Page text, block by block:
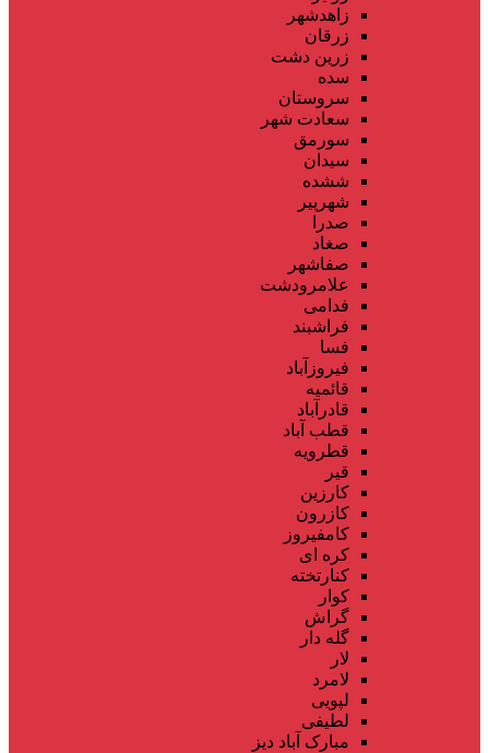
زاهدشهر
زرقان
زرین دشت
سده
سروستان
سعادت شهر
سورمق
سیدان
ششده
شهرپیر
صدرا
صغاد
صفاشهر
علامرودشت
فدامی
فراشبند
فسا
فیروزآباد
قائمیه
قادرآباد
قطب آباد
قطرویه
قیر
کارزین
کازرون
کامفیروز
کره ای
کنارتخته
کوار
گراش
گله دار
لار
لامرد
لپویی
لطیفی
مبارک آباد دیز